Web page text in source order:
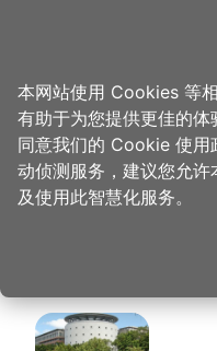
首页 > 想去的地方 > 美食、购
妮可设计
家
本网站使用 Cookies 等
有助于为您提供更佳的
同意我们的 Cookie 使用
动侦测服务，建议您允
及使用此智慧化服务。